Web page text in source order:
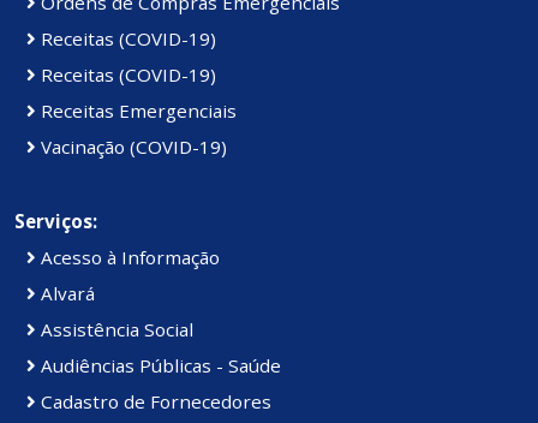
Receitas (COVID-19)
Receitas (COVID-19)
Receitas Emergenciais
Vacinação (COVID-19)
Serviços:
Acesso à Informação
Alvará
Assistência Social
Audiências Públicas - Saúde
Cadastro de Fornecedores